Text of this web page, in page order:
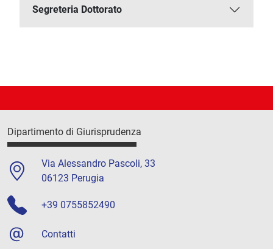
Segreteria Dottorato
Dipartimento di Giurisprudenza
Via Alessandro Pascoli, 33
06123 Perugia
+39 0755852490
Contatti